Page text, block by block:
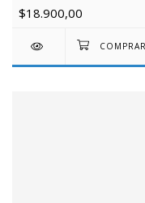
$18.900,00